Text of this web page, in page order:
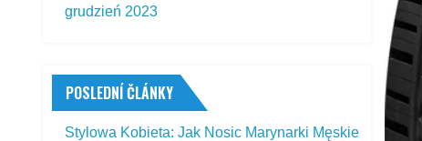
grudzień 2023
POSLEDNÍ ČLÁNKY
Stylowa Kobieta: Jak Nosic Marynarki Męskie